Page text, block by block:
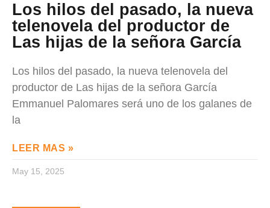
Los hilos del pasado, la nueva
telenovela del productor de
Las hijas de la señora García
Los hilos del pasado, la nueva telenovela del
productor de Las hijas de la señora García
Emmanuel Palomares será uno de los galanes de
la
LEER MAS »
May 15, 2025